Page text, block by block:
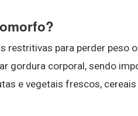
restritivas para perder peso
gordura corporal, sendo
e vegetais frescos,